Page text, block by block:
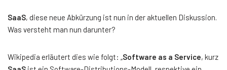
SaaS, diese neue Abkürzung ist nun in der aktuellen Diskussion.
Was versteht man nun darunter?
Wikipedia erläutert dies wie folgt: „Software as a Service, kurz